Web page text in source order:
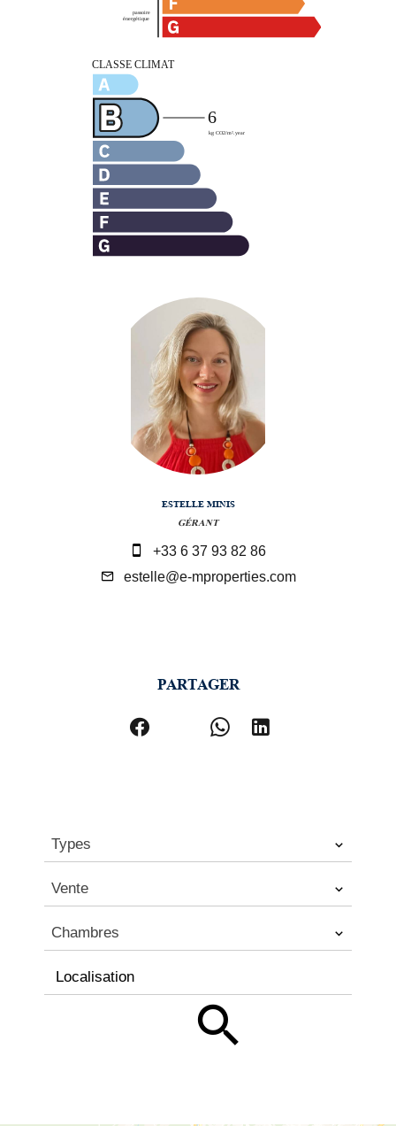
ESTELLE MINIS
GÉRANT
+33 6 37 93 82 86
estelle@e-mproperties.com
PARTAGER
Types
Vente
Chambres
Localisation